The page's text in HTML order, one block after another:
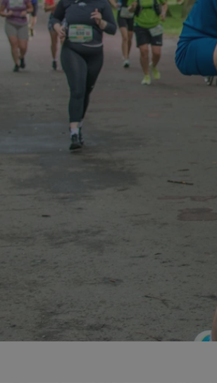
Niezbędne pliki cookie umożliwiają korzystanie z
zarządzanie kontem. Bez niezbędnych plików cookie
Nazwa Provider Domena
mojchorzow.pl
CookieScriptConsent
YouTube
.youtube.com
Google Privacy Policy